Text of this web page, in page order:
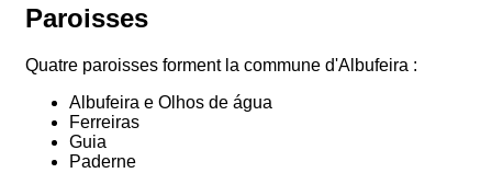
Paroisses
Quatre paroisses forment la commune d'Albufeira :
Albufeira e Olhos de água
Ferreiras
Guia
Paderne